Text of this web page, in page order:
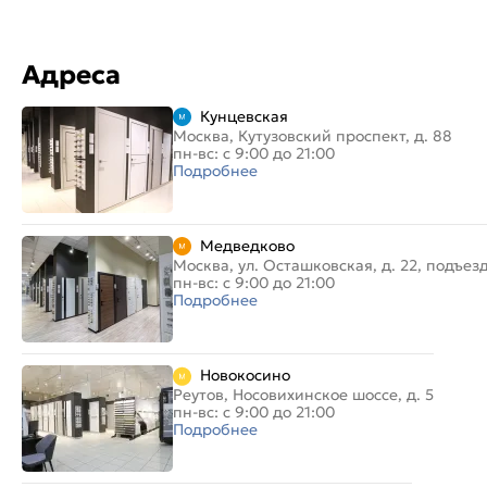
Адреса
Кунцевская
Москва, Кутузовский проспект, д. 88
пн-вс: с 9:00 до 21:00
Подробнее
Медведково
Москва, ул. Осташковская, д. 22,
пн-вс: с 9:00 до 21:00
Подробнее
Новокосино
Реутов, Носовихинское шоссе, д. 5
пн-вс: с 9:00 до 21:00
Подробнее